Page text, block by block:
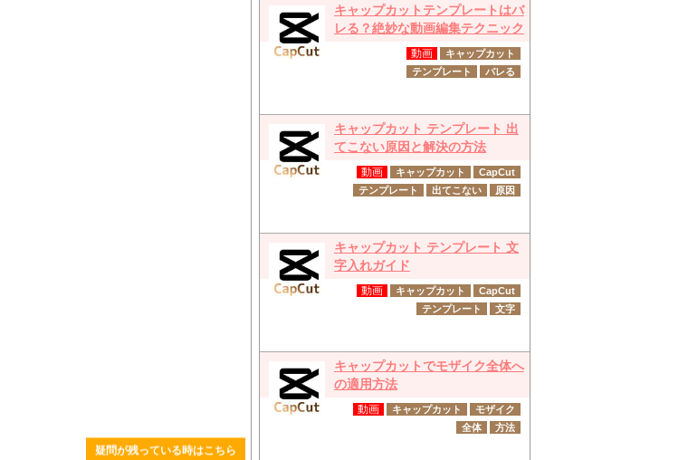
疑問が残っている時はこちら
キャップカットテンプレートはバ
レる？絶妙な動画編集テクニック
動画
キャップカット
テンプレート
バレる
キャップカット テンプレート 出
てこない原因と解決の方法
動画 キャップカット
CapCut
テンプレート
出てこない 原因
キャップカット テンプレート 文
字入れガイド
動画 キャップカット
CapCut
テンプレート
文字
キャップカットでモザイク全体へ
の適用方法
動画 キャップカット
モザイク
全体
方法